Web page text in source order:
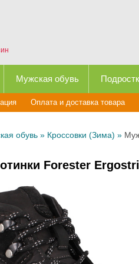
Мужская обувь
Оплата и доставка товара
обувь » Кроссовки (Зима) »
Forester